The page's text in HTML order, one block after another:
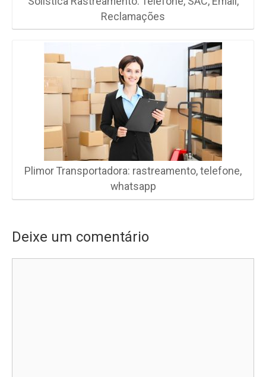
Reclamações
Plimor Transportadora: rastreamento, telefone,
whatsapp
Deixe um comentário